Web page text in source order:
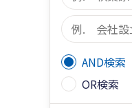
AND検索
OR検索